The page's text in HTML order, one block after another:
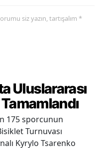
siz yazın, tartışalım *
Uluslararası
175 sporcunun
Turnuvası
Kyrylo Tsarenko